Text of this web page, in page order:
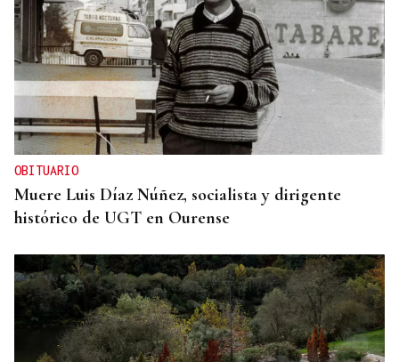
OBITUARIO
Muere Luis Díaz Núñez, socialista y dirigente
histórico de UGT en Ourense